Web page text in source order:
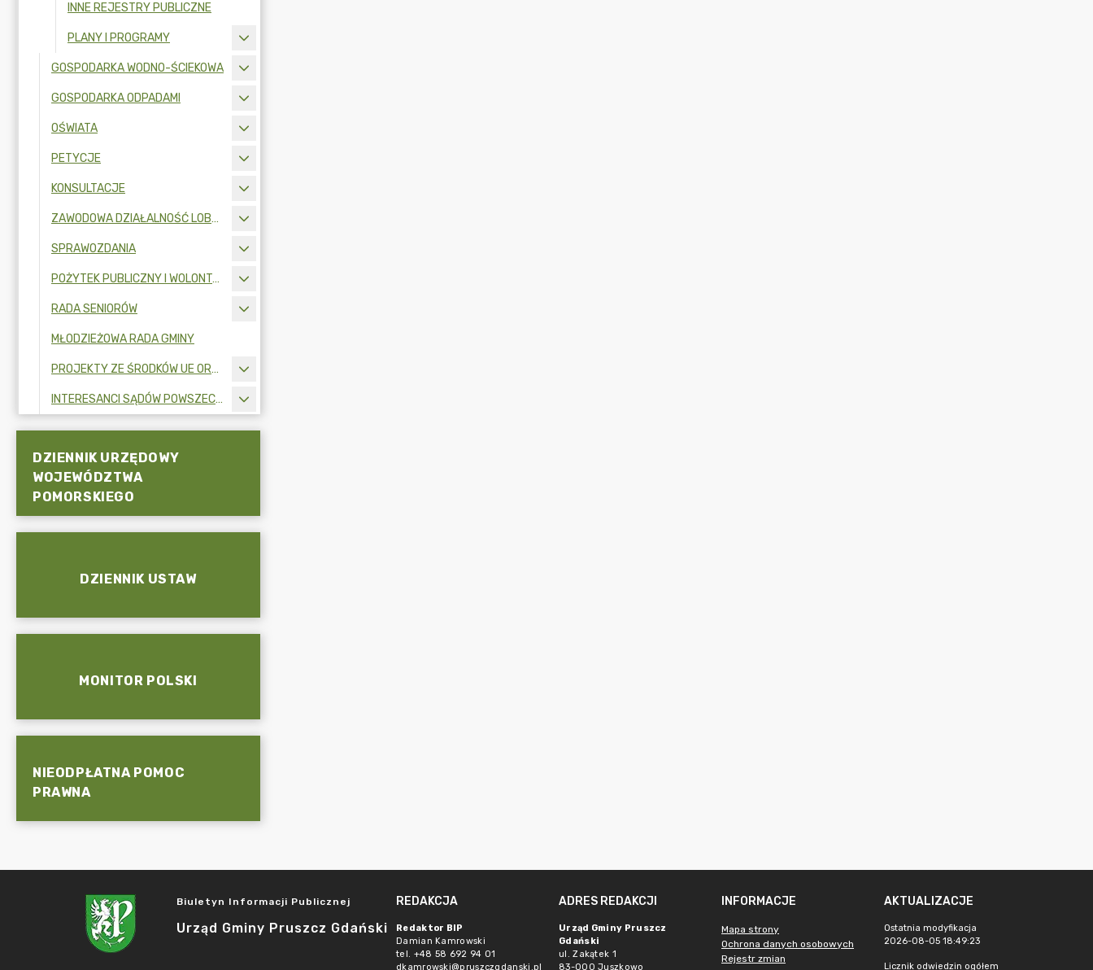
INNE REJESTRY PUBLICZNE
PLANY I PROGRAMY
GOSPODARKA WODNO-ŚCIEKOWA
GOSPODARKA ODPADAMI
OŚWIATA
PETYCJE
KONSULTACJE
ZAWODOWA DZIAŁALNOŚĆ LOBBINGOWA
SPRAWOZDANIA
POŻYTEK PUBLICZNY I WOLONTARIAT
RADA SENIORÓW
MŁODZIEŻOWA RADA GMINY
PROJEKTY ZE ŚRODKÓW UE ORAZ FUNDUSZY ZEWNĘTRZNYCH
INTERESANCI SĄDÓW POWSZECHNYCH
DZIENNIK URZĘDOWY
WOJEWÓDZTWA
POMORSKIEGO
DZIENNIK USTAW
MONITOR POLSKI
NIEODPŁATNA POMOC
PRAWNA
Biuletyn Informacji Publicznej
Urząd Gminy Pruszcz Gdański
REDAKCJA
Redaktor BIP
Damian Kamrowski
tel. +48 58 692 94 01
dkamrowski@pruszczgdanski.pl
ADRES REDAKCJI
Urząd Gminy Pruszcz
Gdański
ul. Zakątek 1
83-000 Juszkowo
INFORMACJE
Mapa strony
Ochrona danych osobowych
Rejestr zmian
AKTUALIZACJE
Ostatnia modyfikacja
2026-08-05 18:49:23
Licznik odwiedzin ogółem